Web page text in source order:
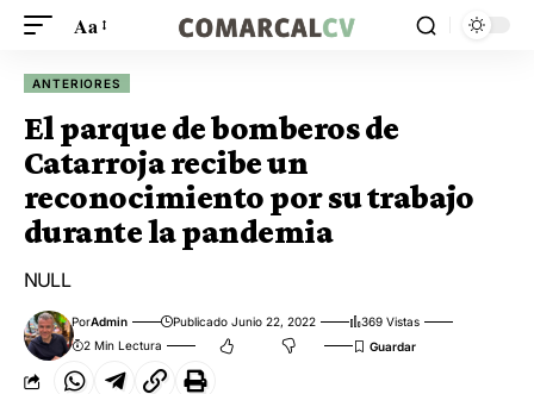
Aa
ANTERIORES
El parque de bomberos de
Catarroja recibe un
reconocimiento por su trabajo
durante la pandemia
NULL
PorAdmin Publicado Junio 22, 2022
369 Vistas
2 Min Lectura